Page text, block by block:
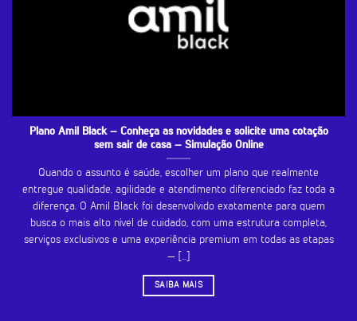
Plano Amil Black – Conheça as novidades e solicite uma cotação
sem sair de casa – Simulação Online
Quando o assunto é saúde, escolher um plano que realmente
entregue qualidade, agilidade e atendimento diferenciado faz toda a
diferença. O Amil Black foi desenvolvido exatamente para quem
busca o mais alto nível de cuidado, com uma estrutura completa,
serviços exclusivos e uma experiência premium em todas as etapas
— [...]
SAIBA MAIS